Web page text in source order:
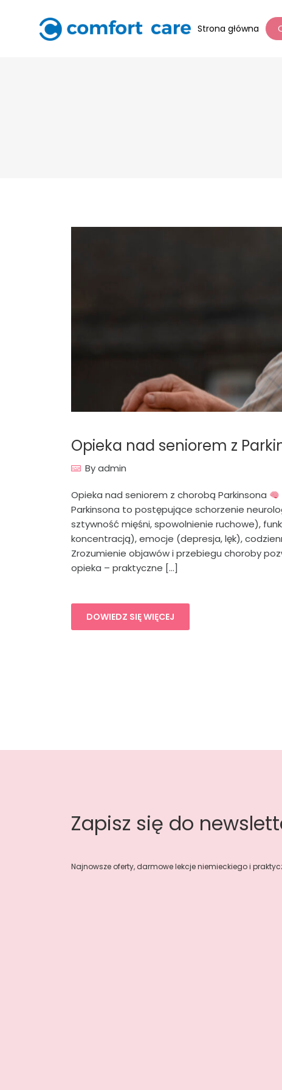
Strona główna
Opieka nad seniorem z
Byadmin
Opieka nad seniorem z chorobą Parkinsona
Parkinsona to postępujące schorzenie
sztywność mięśni, spowolnienie ruchowe),
koncentracją), emocje (depresja, lęk),
Zrozumienie objawów i przebiegu choroby
opieka – praktyczne […]
DOWIEDZ SIĘ WIĘCEJ
Zapisz się do
Najnowsze oferty, darmowe lekcje niemieckiego i